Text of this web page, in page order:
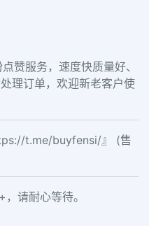
赞服务，速度快质量好、
理订单，欢迎新老客户使
t.me/buyfensi/』 (售
请耐心等待。